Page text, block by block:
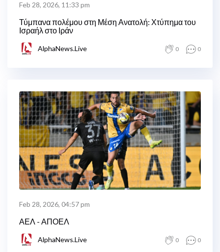
Feb 28, 2026, 11:33 pm
Τύμπανα πολέμου στη Μέση Ανατολή: Χτύπημα του
Ισραήλ στο Ιράν
AlphaNews.Live 0 0
Feb 28, 2026, 04:57 pm
ΑΕΛ - ΑΠΟΕΛ
AlphaNews.Live 0 0